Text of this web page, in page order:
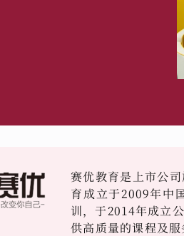
赛优教育是上市公
育成立于2009年中
训，于2014年成立
供高质量的课程及